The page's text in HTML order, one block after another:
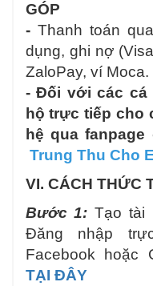
GÓP
- Thanh toán
dụng, ghi nợ
ZaloPay, ví Moca.
- Đối với các cá
hộ trực tiếp cho
hệ qua
Trung Thu Cho
VI. CÁCH THỨC
Bước 1:Tạo tài
Đăng nhập
Facebook hoặc
TẠI ĐÂY